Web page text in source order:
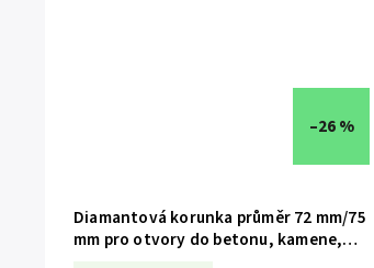
–26 %
Diamantová korunka průměr 72 mm/75
mm pro otvory do betonu, kamene,